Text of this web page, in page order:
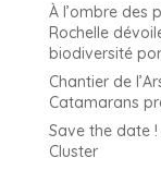
À l’ombre des
Rochelle
biodiversité
Chantier de
Catamarans
Save the date !
Cluster